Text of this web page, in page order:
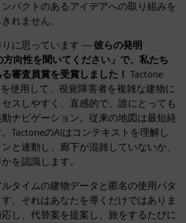
パクトのあるアイデアへの取り組みを
れません。
りに思っています —彼らの発明
方向性を聞いてください」で、私たち
審査員賞を受賞しました！ Tactone
使用して、視覚障害者を複雑な建物に
スしやすく、直感的で、誰にとっても
ナビゲーション。従来の地図は最短経
TactoneのAIはコンテキストを理解し
と連動し、廊下が混雑していないか、
を認識します。
タイムの建物データと匿名の使用パタ
。それはあなたを導くだけではありま
し、代替案を提案し、旅をするたびに